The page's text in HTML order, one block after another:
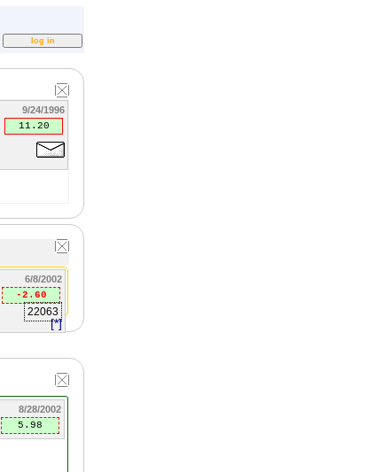
9/24/1996
11.20
6/8/2002
-2.60
22063
[*]
8/28/2002
5.98